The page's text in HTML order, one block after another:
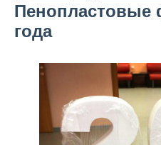
Пенопластовые
года